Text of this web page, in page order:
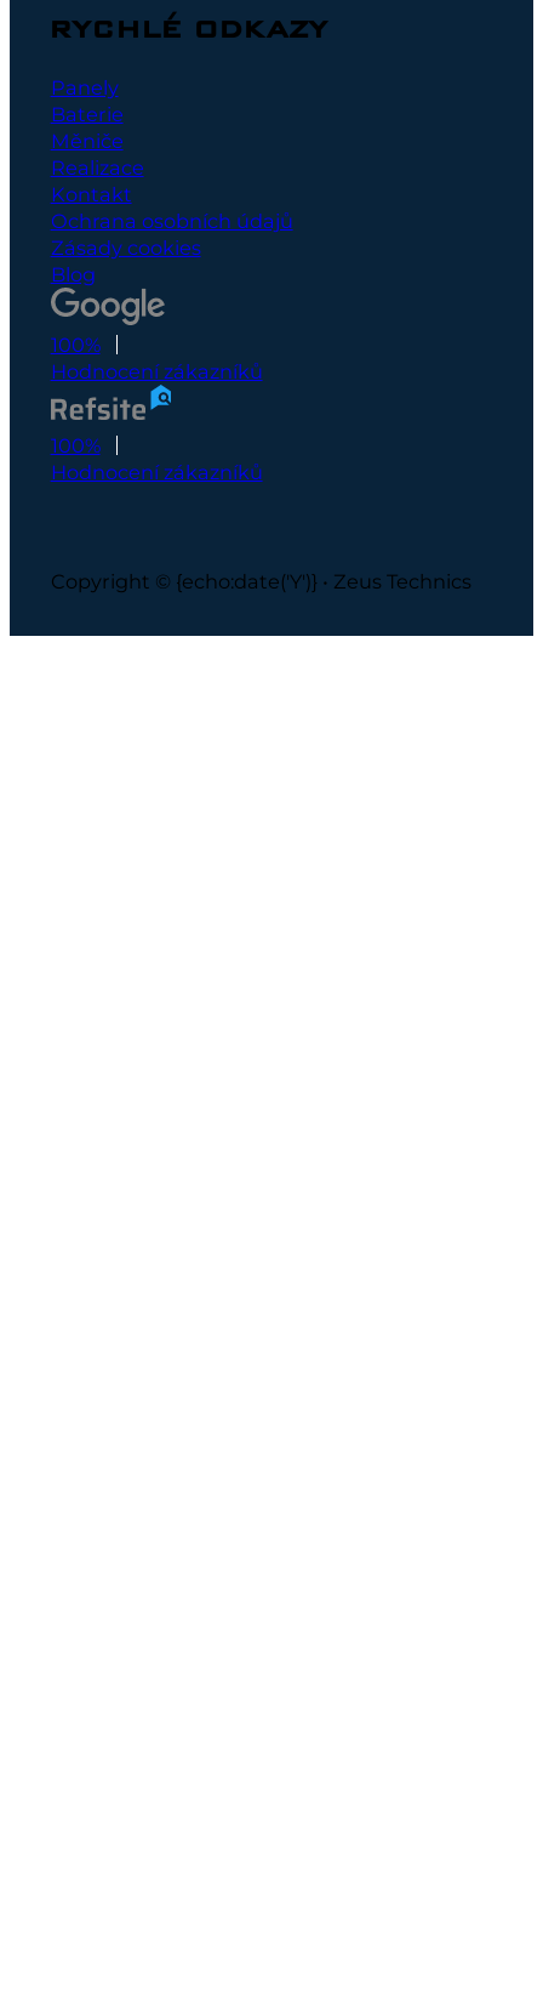
RYCHLÉ ODKAZY
Panely
Baterie
Měniče
Realizace
Kontakt
Ochrana osobních údajů
Zásady cookies
Blog
100%
Hodnocení zákazníků
100%
Hodnocení zákazníků
Copyright © {echo:date('Y')} • Zeus Technics